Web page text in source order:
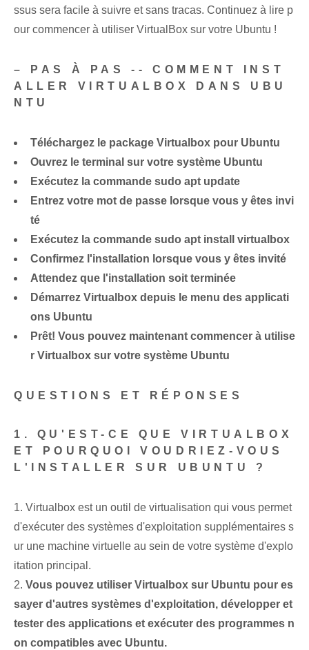
ssus sera facile à suivre et sans tracas. Continuez à lire p
our commencer à utiliser VirtualBox sur votre Ubuntu !
– PAS À PAS -- COMMENT INST
ALLER VIRTUALBOX DANS UBU
NTU
Téléchargez le package Virtualbox pour Ubuntu
Ouvrez le terminal sur votre système Ubuntu
Exécutez la commande sudo apt update
Entrez votre mot de passe lorsque vous y êtes invi
té
Exécutez la commande sudo apt install virtualbox
Confirmez l'installation lorsque vous y êtes invité
Attendez que l'installation soit terminée
Démarrez Virtualbox depuis le menu des applicati
ons Ubuntu
Prêt! Vous pouvez maintenant commencer à utilise
r Virtualbox sur votre système Ubuntu
QUESTIONS ET RÉPONSES
1. QU'EST-CE QUE VIRTUALBOX
ET POURQUOI VOUDRIEZ-VOUS
L'INSTALLER SUR UBUNTU ?
1. Virtualbox est un outil de virtualisation qui vous permet
d'exécuter des systèmes d'exploitation supplémentaires s
ur une machine virtuelle au sein de votre système d'explo
itation principal.
2. Vous pouvez utiliser Virtualbox sur Ubuntu pour es
sayer d'autres systèmes d'exploitation, développer et
tester des applications et exécuter des programmes n
on compatibles avec Ubuntu.